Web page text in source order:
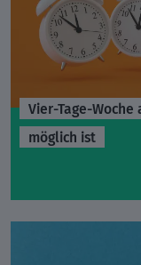
Vier-Tage-
möglich ist